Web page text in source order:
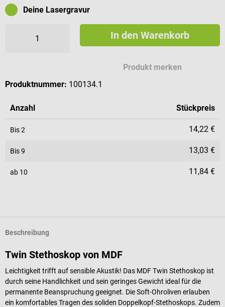
Deine Lasergravur
In den Warenkorb
Produkt merken
Produktnummer: 100134.1
Anzahl Stückpreis
Bis2 14,22 €
Bis9 13,03 €
ab 10 11,84 €
Beschreibung
Twin Stethoskop von MDF
Leichtigkeit trifft auf sensible Akustik! Das MDF Twin Stethoskop ist
durch seine Handlichkeit und sein geringes Gewicht ideal für die
permanente Beanspruchung geeignet. Die Soft-Ohroliven erlauben
ein komfortables Tragen des soliden Doppelkopf-Stethoskops. Zudem